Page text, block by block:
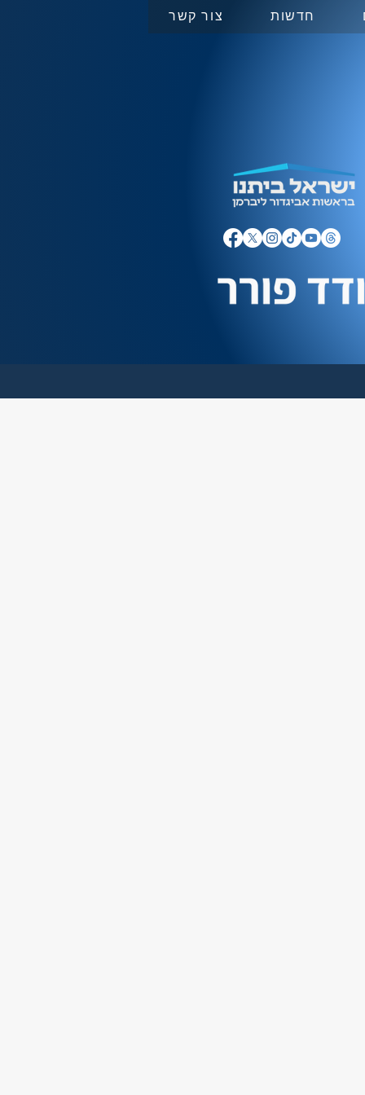
חדשות צור קשר